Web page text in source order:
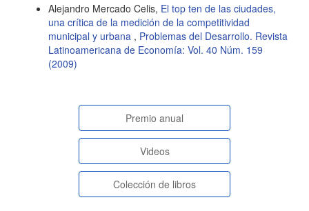
Alejandro Mercado Celis, El top ten de las ciudades,
una crítica de la medición de la competitividad
municipal y urbana , Problemas del Desarrollo. Revista
Latinoamericana de Economía: Vol. 40 Núm. 159
(2009)
paginasespeciales
Premio anual
Videos
Colección de libros